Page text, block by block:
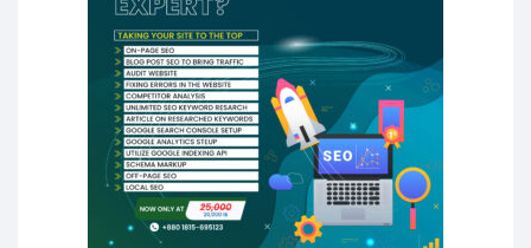
উচ্চশিক্ষায় গৌরবময় অর্জন: পূর্ণ স্কলারশিপে যুক্তরাষ্ট্রে
পিএইচডি করছেন কুয়েটের কৃতি…
সারা দেশে বজ্রাঘাতে ১৪ জনের প্রাণহানি
কঠোর হচ্ছে এসএসসি ও এইচএসসি পরীক্ষা
ফরিদগঞ্জে আগুনে পুড়লো ৬ ব্যবসা প্রতিষ্ঠান